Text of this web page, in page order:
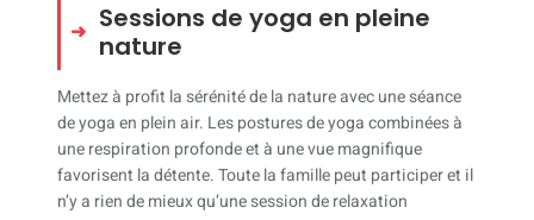
Sessions de yoga en pleine
nature
Mettez à profit la sérénité de la nature avec une séance
de yoga en plein air. Les postures de yoga combinées à
une respiration profonde et à une vue magnifique
favorisent la détente. Toute la famille peut participer et il
n’y a rien de mieux qu’une session de relaxation